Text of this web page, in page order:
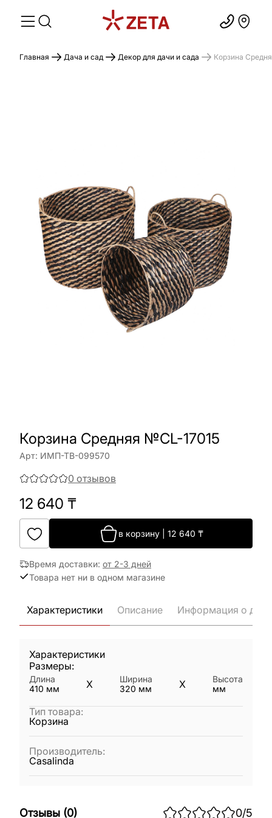
Главная Дача и сад Декор для дачи и сада Корзина
Корзина Средняя №CL-17015
Арт: ИМП-ТВ-099570
0 отзывов
12 640 ₸
в корзину| 12 640 ₸
Время доставки: от 2-3 дней
Товара нет ни в одном магазине
Характеристики Описание Информация о
Характеристики
Размеры:
Длина
410 мм X
Ширина
320 мм X
Высота
мм
Тип товара:
Корзина
Производитель:
Casalinda
Отзывы (0) 0/5